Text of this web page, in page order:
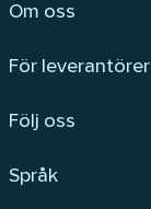
Om oss
För leverantörer
Följ oss
Språk